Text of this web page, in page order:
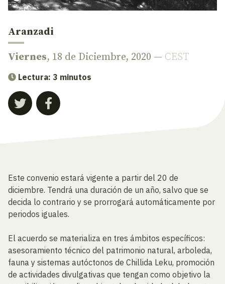
Aranzadi
Viernes, 18 de Diciembre, 2020 — CEST
Lectura: 3 minutos
Este convenio estará vigente a partir del 20 de
diciembre. Tendrá una duración de un año, salvo que se
decida lo contrario y se prorrogará automáticamente por
periodos iguales.
El acuerdo se materializa en tres ámbitos específicos:
asesoramiento técnico del patrimonio natural, arboleda,
fauna y sistemas autóctonos de Chillida Leku, promoción
de actividades divulgativas que tengan como objetivo la